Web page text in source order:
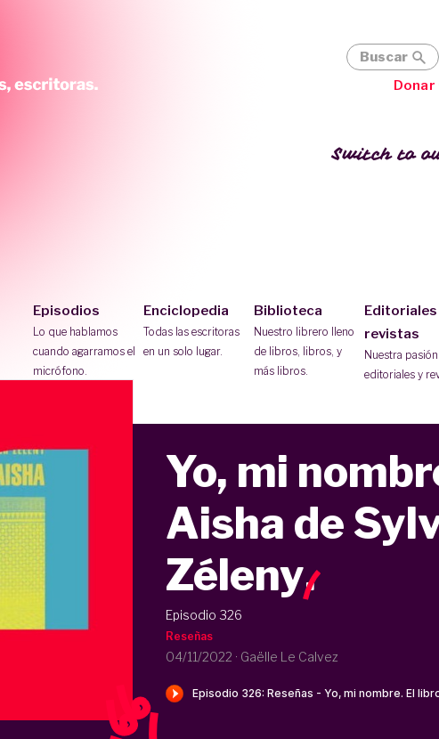
Switch to
Episodios
Lo que hablamos
cuando agarramos el
micrófono.
Enciclopedia
Todas las escritoras
en un solo lugar.
Biblioteca
Nuestro librero lleno
de libros, libros, y
más libros.
Editoriales
revistas
Nuestra
editoriales y
Buscar
Donar
Yo, mi
Aisha de
Zéleny.
Episodio 326
Reseñas
04/11/2022 · Gaëlle Le Calvez